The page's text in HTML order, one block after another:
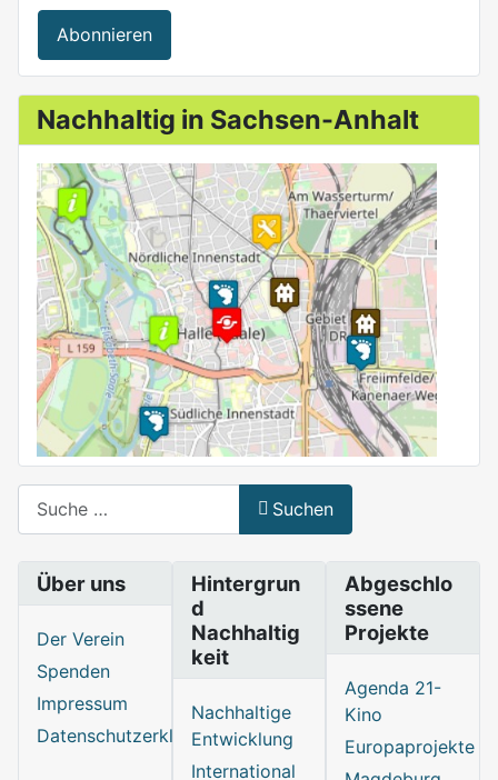
Abonnieren
Nachhaltig in Sachsen-Anhalt
Suchen
Über uns
Der Verein
Spenden
Impressum
Datenschutzerklärung
Hintergrun
d
Nachhaltig
keit
Nachhaltige
Entwicklung
International
Abgeschlo
ssene
Projekte
Agenda 21-
Kino
Europaprojekte